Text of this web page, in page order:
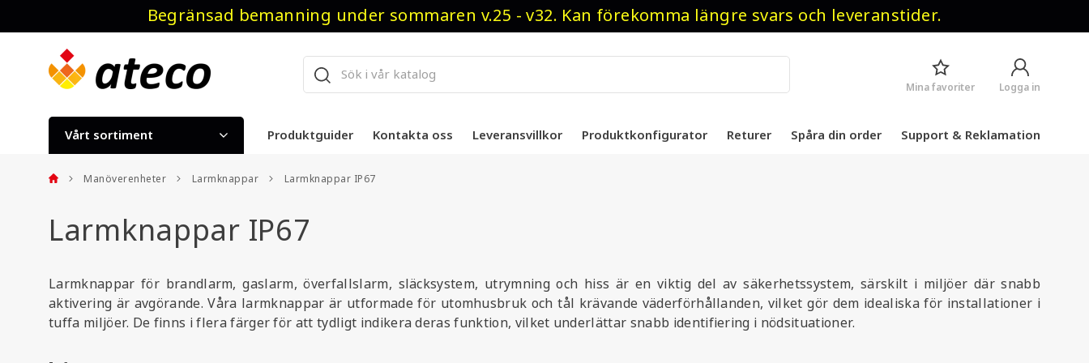
Begränsad bemanning under sommaren v.25 - v32. Kan förekomma längre svars och leveranstider.
Logga in
Mina favoriter
Vårt sortiment Produktguider Kontakta oss Leveransvillkor Produktkonfigurator Returer Spåra din order Support & Reklamation
Manöverenheter Larmknappar Larmknappar IP67
Larmknappar IP67
Larmknappar för brandlarm, gaslarm, överfallslarm, släcksystem, utrymning och hiss är en viktig del av säkerhetssystem, särskilt i miljöer där snabb
aktivering är avgörande. Våra larmknappar är utformade för utomhusbruk och tål krävande väderförhållanden, vilket gör dem idealiska för installationer i
tuffa miljöer. De finns i flera färger för att tydligt indikera deras funktion, vilket underlättar snabb identifiering i nödsituationer.